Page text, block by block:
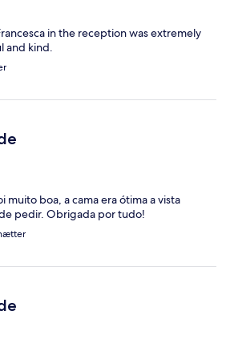
in the reception was extremely
and kind.
muito boa, a cama era ótima a vista
pedir. Obrigada por tudo!